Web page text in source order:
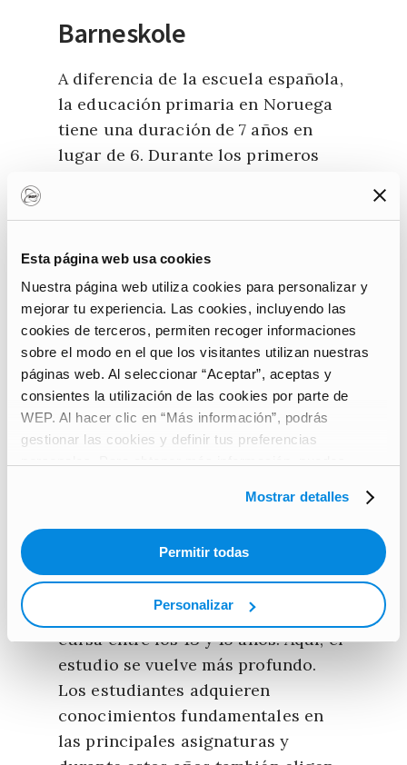
Esta página web usa cookies
Nuestra página web utiliza cookies para personalizar y
mejorar tu experiencia. Las cookies, incluyendo las
cookies de terceros, permiten recoger informaciones
sobre el modo en el que los visitantes utilizan nuestras
páginas web. Al seleccionar “Aceptar”, aceptas y
consientes la utilización de las cookies por parte de
WEP. Al hacer clic en “Más información”, podrás
gestionar las cookies y definir tus preferencias
Mostrar detalles
Permitir todas
Personalizar
Barneskole
A diferencia de la escuela española,
la educación primaria en Noruega
tiene una duración de 7 años en
lugar de 6. Durante los primeros
conocimiento del idioma. Solo más
adelante se abordan asignaturas
más complejas como matemáticas,
noruego, geografía, historia, inglés,
arte y música.
02
Después de la escuela primaria, se
pasa a la educación secundaria
obligatoria (nuestra ESO), que se
cursa entre los 13 y 15 años. Aquí, el
estudio se vuelve más profundo.
Los estudiantes adquieren
conocimientos fundamentales en
las principales asignaturas y